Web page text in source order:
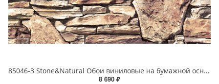
85046-3 Stone&Natural Обои виниловые на бумажной основе 1.06*15.5
8 690 ₽